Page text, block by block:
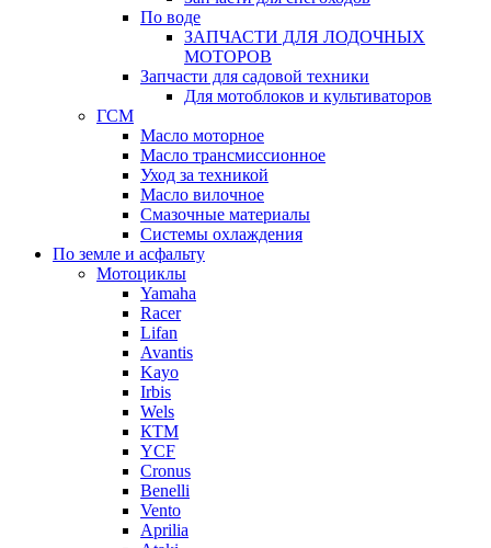
По воде
ЗАПЧАСТИ ДЛЯ ЛОДОЧНЫХ
МОТОРОВ
Запчасти для садовой техники
Для мотоблоков и культиваторов
ГСМ
Масло моторное
Масло трансмиссионное
Уход за техникой
Масло вилочное
Смазочные материалы
Системы охлаждения
По земле и асфальту
Мотоциклы
Yamaha
Racer
Lifan
Avantis
Kayo
Irbis
Wels
КТМ
YCF
Cronus
Benelli
Vento
Aprilia